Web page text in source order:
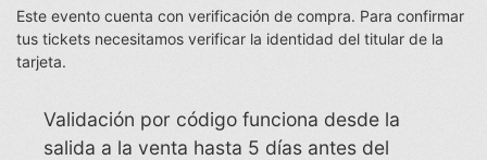
Este evento cuenta con verificación de compra. Para confirmar
tus tickets necesitamos verificar la identidad del titular de la
tarjeta.
Validación por código funciona desde la
salida a la venta hasta 5 días antes del